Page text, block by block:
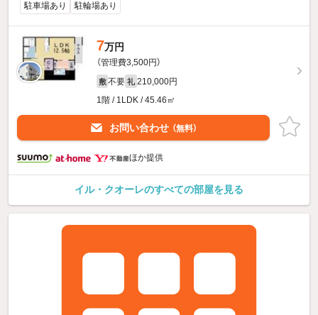
駐車場あり 駐輪場あり
7万円
（管理費3,500円）
敷 不要 礼 210,000円
1階 / 1LDK / 45.46㎡
お問い合わせ （無料）
ほか提供
イル・クオーレのすべての部屋を見る